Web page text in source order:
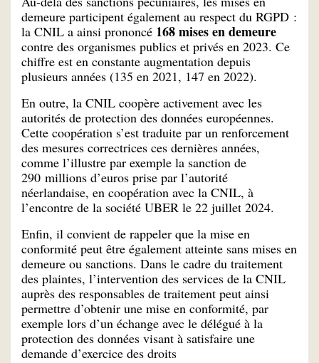
demeure participent également au respect du RGPD :
la CNIL a ainsi prononcé 168 mises en demeure
contre des organismes publics et privés en 2023. Ce
chiffre est en constante augmentation depuis
plusieurs années (135 en 2021, 147 en 2022).
En outre, la CNIL coopère activement avec les
autorités de protection des données européennes.
Cette coopération s’est traduite par un renforcement
des mesures correctrices ces dernières années,
comme l’illustre par exemple la sanction de
290 millions d’euros prise par l’autorité
néerlandaise, en coopération avec la CNIL, à
l’encontre de la société UBER le 22 juillet 2024.
Enfin, il convient de rappeler que la mise en
conformité peut être également atteinte sans mises en
demeure ou sanctions. Dans le cadre du traitement
des plaintes, l’intervention des services de la CNIL
auprès des responsables de traitement peut ainsi
permettre d’obtenir une mise en conformité, par
exemple lors d’un échange avec le délégué à la
protection des données visant à satisfaire une
demande d’exercice des droits